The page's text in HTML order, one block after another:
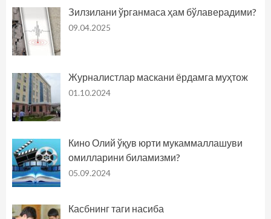
Зилзилани ўрганмаса ҳам бўлаверадими?
09.04.2025
Журналистлар маскани ёрдамга муҳтож
01.10.2024
Кино Олий ўқув юрти мукаммаллашуви
омилларини биламизми?
05.09.2024
Касбнинг таги насиба